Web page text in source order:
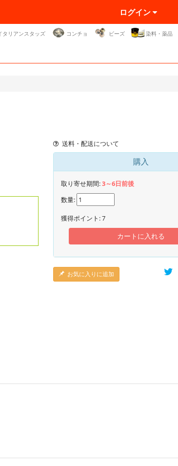
ログイン
タリアンスタッズ コンチョ ビーズ 染料・薬品
送料・配送について
購入
取り寄せ期間:3～6日前後
数量:
獲得ポイント:7
カートに入れる
お気に入りに追加